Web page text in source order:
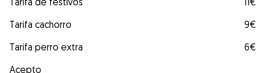
Tarifa cachorro
9€
Tarifa perro extra
6€
Acepto